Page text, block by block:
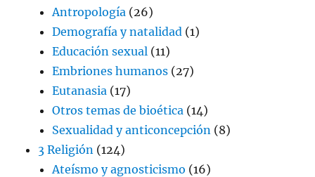
Antropología (26)
Demografía y natalidad (1)
Educación sexual (11)
Embriones humanos (27)
Eutanasia (17)
Otros temas de bioética (14)
Sexualidad y anticoncepción (8)
3 Religión (124)
Ateísmo y agnosticismo (16)